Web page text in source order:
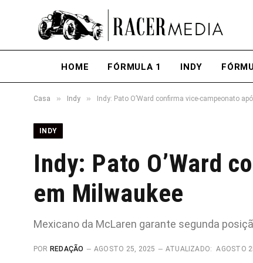
HOME FÓRMULA 1 INDY
Casa » Indy » Indy: Pato O’Ward confirma vice-campeonato
INDY
Indy: Pato O’Ward
em Milwaukee
Mexicano da McLaren garante segunda
POR REDAÇÃO AGOSTO 25, 2025 ATUALIZADO: AGOSTO